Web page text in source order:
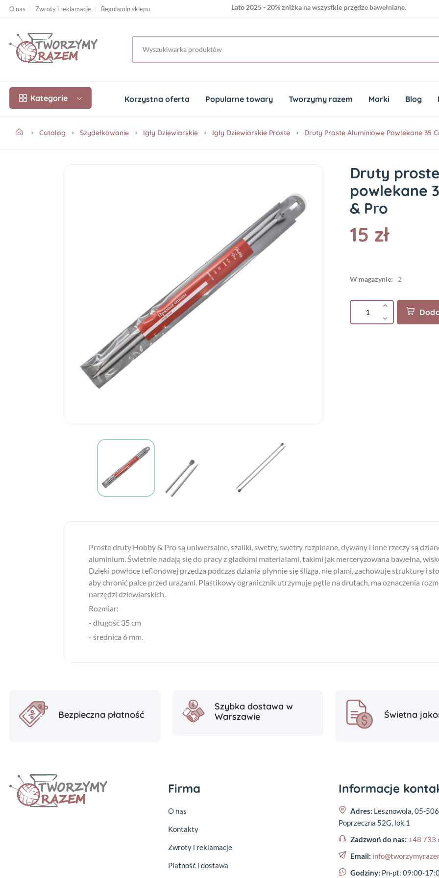
O nas Zwroty i reklamacje Regulamin sklepu Lato 2025 - 20% zniżka na wszystkie przędze bawełniane.
Kategorie Korzystna oferta Popularne towary Tworzymy razem Marki Blog
Catalog Szydełkowanie Igły Dziewiarskie Igły Dziewiarskie Proste Druty Proste Aluminiowe Powlekane 35
Druty
powlekane
& Pro
15 zł
W magazynie: 2
Proste druty Hobby & Pro są uniwersalne, szaliki, swetry, swetry rozpinane, dywany i inne rzeczy są
aluminium. Świetnie nadają się do pracy z gładkimi materiałami, takimi jak merceryzowana bawełna,
Dzięki powłoce teflonowej przędza podczas dziania płynnie się ślizga, nie plami, zachowuje strukturę i
aby chronić palce przed urazami. Plastikowy ogranicznik utrzymuje pętle na drutach, ma oznaczenia
narzędzi dziewiarskich.
Rozmiar:
- długość 35 cm
- średnica 6 mm.
Bezpieczna płatność
Szybka dostawa w
Warszawie
Świetna
Firma
O nas
Kontakty
Zwroty i reklamacje
Platność i dostawa
Informacje
Adres: Lesznowola, 05-
Poprzeczna 52G, lok.1
Zadzwoń do nas: +48 733
Email:
Godziny: Pn-pt: 09:00-